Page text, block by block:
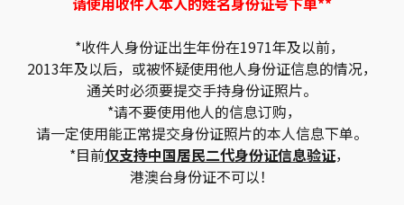
*收件人身份证出生年份在1971年及以前，
2013年及以后，或被怀疑使用他人身份证信息的情况，
通关时必须要提交手持身份证照片。
*请不要使用他人的信息订购，
请一定使用能正常提交身份证照片的本人信息下单。
*目前仅支持中国居民二代身份证信息验证，
港澳台身份证不可以！